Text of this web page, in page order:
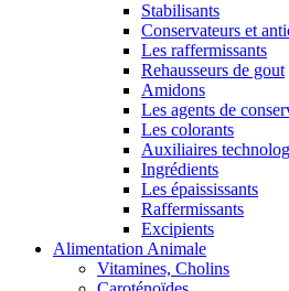
Stabilisants
Conservateurs et
Les raffermissants
Rehausseurs de gout
Amidons
Les agents de
Les colorants
Auxiliaires
Ingrédients
Les épaississants
Raffermissants
Excipients
Alimentation Animale
Vitamines, Cholins